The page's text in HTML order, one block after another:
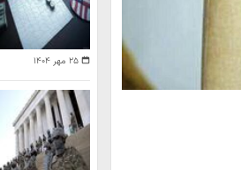
۲۵ مهر ۱۴۰۴